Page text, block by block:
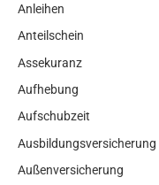
Anleihen
Anteilschein
Assekuranz
Aufhebung
Aufschubzeit
Ausbildungsversicherung
Außenversicherung